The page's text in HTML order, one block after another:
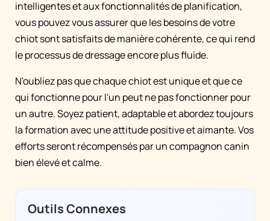
intelligentes et aux fonctionnalités de planification,
vous pouvez vous assurer que les besoins de votre
chiot sont satisfaits de manière cohérente, ce qui rend
le processus de dressage encore plus fluide.
N'oubliez pas que chaque chiot est unique et que ce
qui fonctionne pour l'un peut ne pas fonctionner pour
un autre. Soyez patient, adaptable et abordez toujours
la formation avec une attitude positive et aimante. Vos
efforts seront récompensés par un compagnon canin
bien élevé et calme.
Outils Connexes